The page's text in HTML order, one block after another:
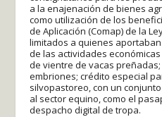
a la enajenación de bienes
como utilización de los
de Aplicación (Comap) de la
limitados a quienes
de las actividades
de vientre de vacas
embriones; crédito especial
silvopastoreo, con un
al sector equino, como el
despacho digital de tropa.